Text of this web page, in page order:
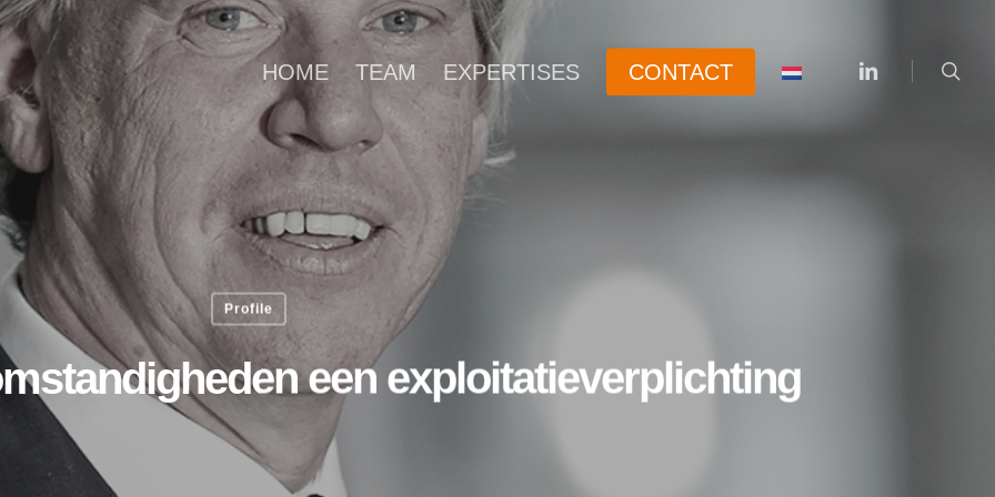
HOME TEAM EXPERTISES CONTACT linkedin
Profile
een exploitatieverplichting